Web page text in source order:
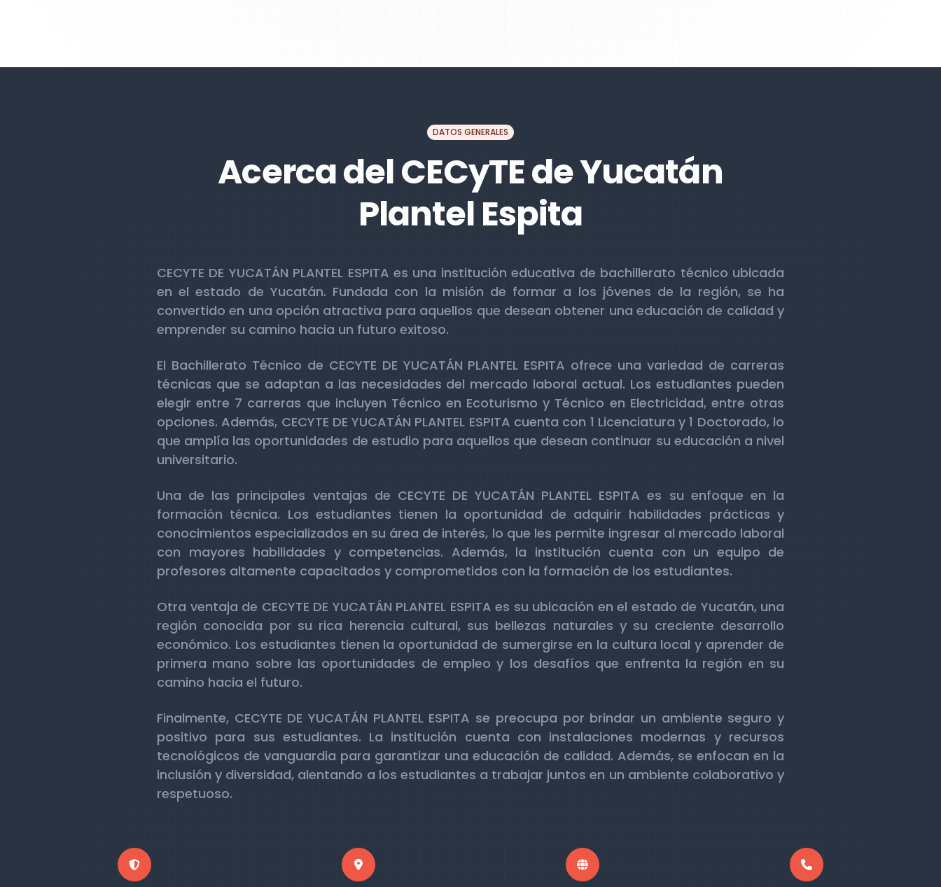
DATOS GENERALES
Acerca del CECyTE de Yucatán
Plantel Espita
CECYTE DE YUCATÁN PLANTEL ESPITA es una institución educativa de bachillerato técnico ubicada
en el estado de Yucatán. Fundada con la misión de formar a los jóvenes de la región, se ha
convertido en una opción atractiva para aquellos que desean obtener una educación de calidad y
emprender su camino hacia un futuro exitoso.
El Bachillerato Técnico de CECYTE DE YUCATÁN PLANTEL ESPITA ofrece una variedad de carreras
técnicas que se adaptan a las necesidades del mercado laboral actual. Los estudiantes pueden
elegir entre 7 carreras que incluyen Técnico en Ecoturismo y Técnico en Electricidad, entre otras
opciones. Además, CECYTE DE YUCATÁN PLANTEL ESPITA cuenta con 1 Licenciatura y 1 Doctorado, lo
que amplía las oportunidades de estudio para aquellos que desean continuar su educación a nivel
universitario.
Una de las principales ventajas de CECYTE DE YUCATÁN PLANTEL ESPITA es su enfoque en la
formación técnica. Los estudiantes tienen la oportunidad de adquirir habilidades prácticas y
conocimientos especializados en su área de interés, lo que les permite ingresar al mercado laboral
con mayores habilidades y competencias. Además, la institución cuenta con un equipo de
profesores altamente capacitados y comprometidos con la formación de los estudiantes.
Otra ventaja de CECYTE DE YUCATÁN PLANTEL ESPITA es su ubicación en el estado de Yucatán, una
región conocida por su rica herencia cultural, sus bellezas naturales y su creciente desarrollo
económico. Los estudiantes tienen la oportunidad de sumergirse en la cultura local y aprender de
primera mano sobre las oportunidades de empleo y los desafíos que enfrenta la región en su
camino hacia el futuro.
Finalmente, CECYTE DE YUCATÁN PLANTEL ESPITA se preocupa por brindar un ambiente seguro y
positivo para sus estudiantes. La institución cuenta con instalaciones modernas y recursos
tecnológicos de vanguardia para garantizar una educación de calidad. Además, se enfocan en la
inclusión y diversidad, alentando a los estudiantes a trabajar juntos en un ambiente colaborativo y
respetuoso.